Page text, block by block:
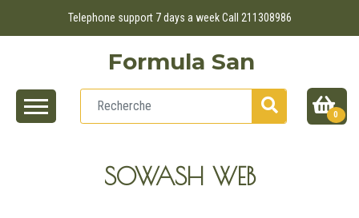
Telephone support 7 days a week Call 211308986
Formula San
0
SOWASH WEB